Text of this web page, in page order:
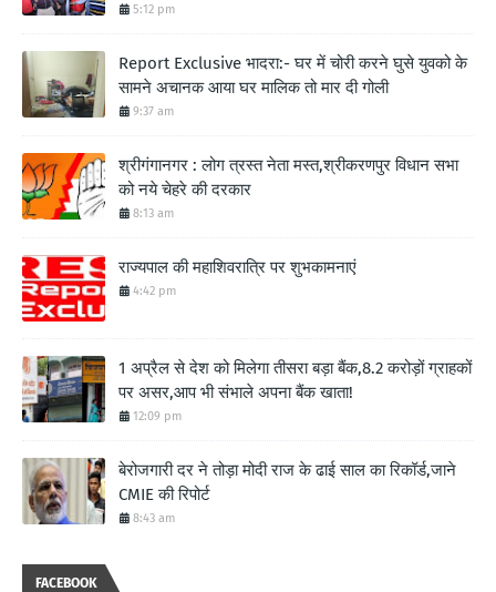
5:12 pm
Report Exclusive भादरा:- घर में चोरी करने घुसे युवको के
सामने अचानक आया घर मालिक तो मार दी गोली
9:37 am
श्रीगंगानगर : लोग त्रस्त नेता मस्त,श्रीकरणपुर विधान सभा
को नये चेहरे की दरकार
8:13 am
राज्यपाल की महाशिवरात्रि पर शुभकामनाएं
4:42 pm
1 अप्रैल से देश को मिलेगा तीसरा बड़ा बैंक,8.2 करोड़ों ग्राहकों
पर असर,आप भी संभाले अपना बैंक खाता!
12:09 pm
बेरोजगारी दर ने तोड़ा मोदी राज के ढाई साल का रिकॉर्ड,जाने
CMIE की रिपोर्ट
8:43 am
FACEBOOK